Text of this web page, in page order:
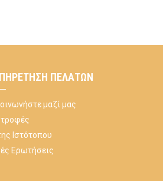
ΠΕΛΑΤΏΝ
μαζί μας
Ιστότοπου
Ερωτήσεις